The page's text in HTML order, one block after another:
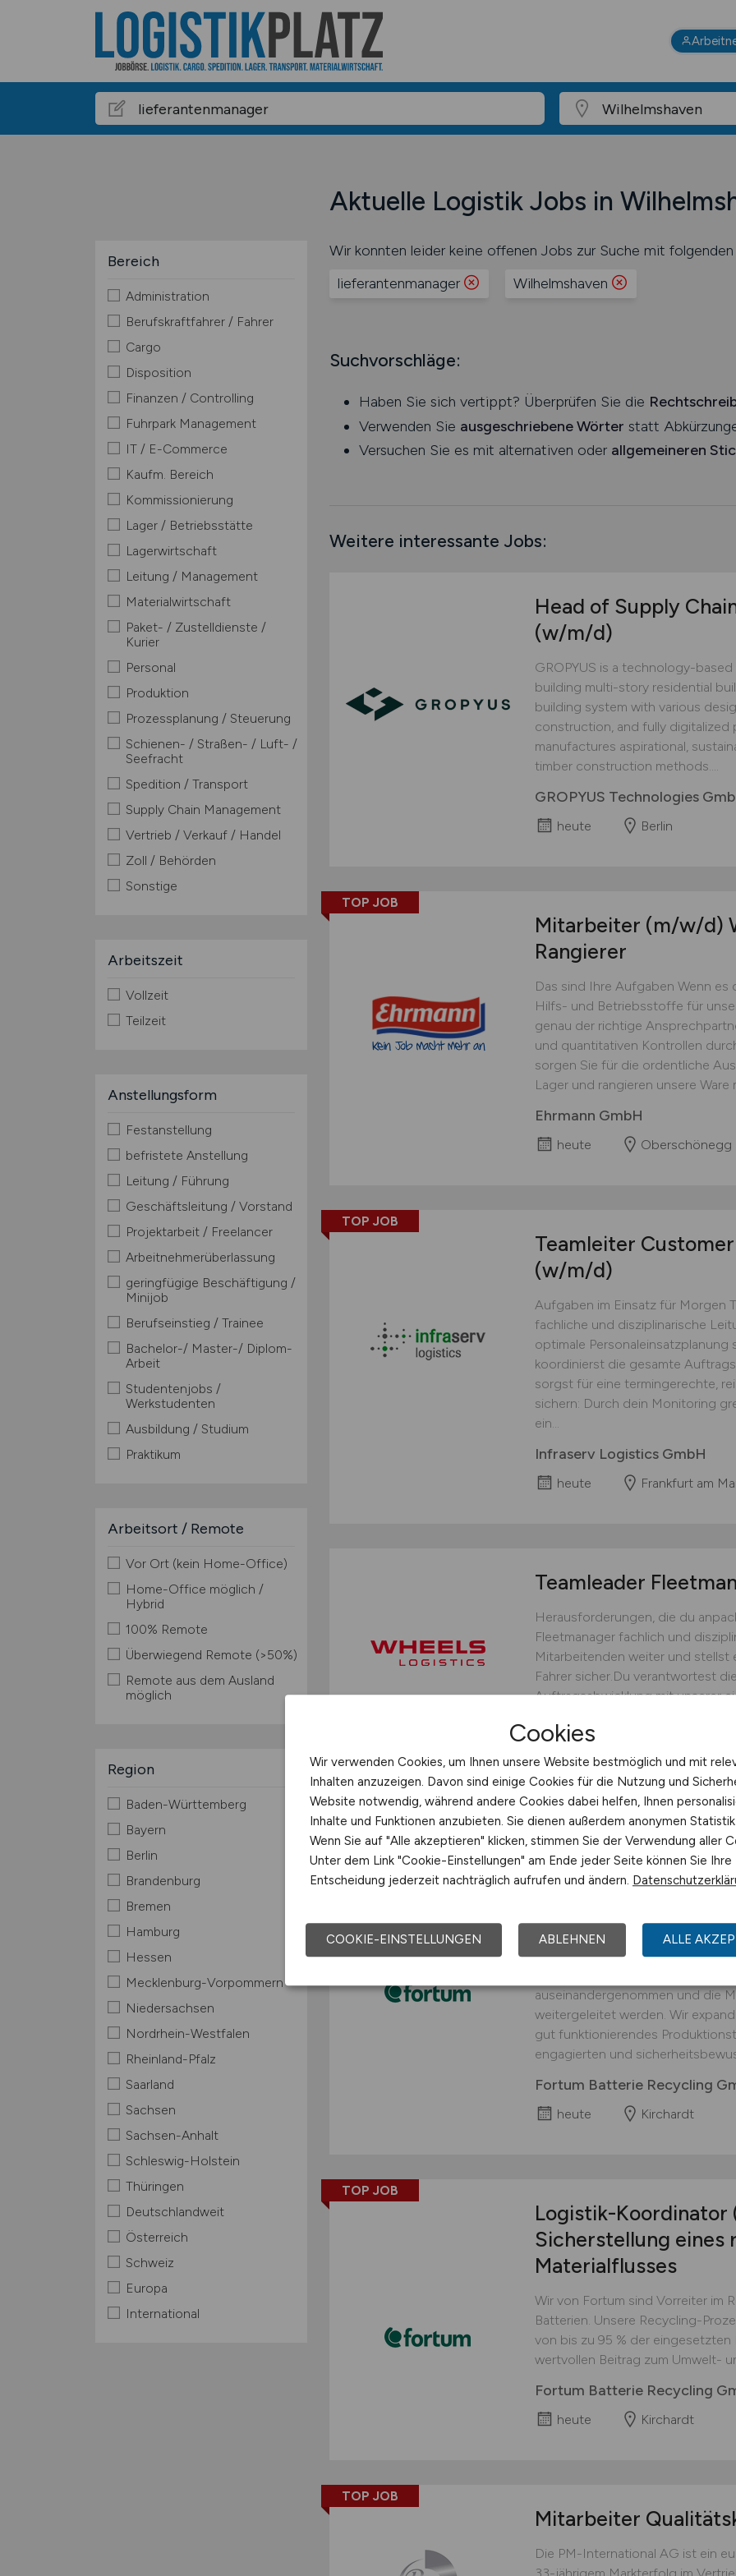
Aktuelle Logistik Jobs in
Bereich
Administration
Berufskraftfahrer / Fahrer
Cargo
Disposition
Finanzen / Controlling
Fuhrpark Management
IT / E-Commerce
Kaufm. Bereich
Kommissionierung
Lager / Betriebsstätte
Lagerwirtschaft
Leitung / Management
Materialwirtschaft
Paket- / Zustelldienste /
Kurier
Personal
Produktion
Prozessplanung / Steuerung
Schienen- / Straßen- / Luft- /
Seefracht
Spedition / Transport
Supply Chain Management
Vertrieb / Verkauf / Handel
Zoll / Behörden
Sonstige
Arbeitszeit
Vollzeit
Teilzeit
Anstellungsform
Festanstellung
befristete Anstellung
Leitung / Führung
Geschäftsleitung / Vorstand
Projektarbeit / Freelancer
Arbeitnehmerüberlassung
geringfügige Beschäftigung /
Minijob
Berufseinstieg / Trainee
Bachelor-/ Master-/ Diplom-
Arbeit
Studentenjobs /
Werkstudenten
Ausbildung / Studium
Praktikum
Arbeitsort / Remote
Vor Ort (kein Home-Office)
Home-Office möglich /
Hybrid
100% Remote
Überwiegend Remote (>50%)
Remote aus dem Ausland
möglich
Region
Baden-Württemberg
Bayern
Berlin
Brandenburg
Bremen
Hamburg
Hessen
Mecklenburg-Vorpommern
Niedersachsen
Nordrhein-Westfalen
Rheinland-Pfalz
Saarland
Sachsen
Sachsen-Anhalt
Schleswig-Holstein
Thüringen
Deutschlandweit
Österreich
Schweiz
Europa
International
Wir konnten leider keine offenen Jobs zur Suche mit
lieferantenmanager
Wilhelmshaven
Suchvorschläge:
Haben Sie sich vertippt? Überprüfen Sie die
Verwenden Sie ausgeschriebene Wörter statt
Versuchen Sie es mit alternativen oder allgemeineren
Weitere interessante Jobs:
Head of Supply
(w/m/d)
GROPYUS is a technology-
building multi-story residential
building system with various
construction, and fully digitalized
manufactures aspirational,
timber construction methods....
GROPYUS Technologies
heute Berlin
TOP JOB
Mitarbeiter (m/w/d)
Rangierer
Das sind Ihre Aufgaben Wenn
Hilfs- und Betriebsstoffe für
genau der richtige
und quantitativen Kontrollen
sorgen Sie für die ordentliche
Lager und rangieren unsere Ware
Ehrmann GmbH
heute Oberschönegg
TOP JOB
Teamleiter
(w/m/d)
Aufgaben im Einsatz für Morgen
fachliche und disziplinarische
optimale Personaleinsatzplanung
koordinierst die gesamte
sorgst für eine termingerechte,
sichern: Durch dein Monitoring
ein...
Infraserv Logistics GmbH
heute Frankfurt am
Teamleader
Herausforderungen, die du
Fleetmanager fachlich und
Mitarbeitenden weiter und stellst
Fahrer sicher.Du verantwortest
Auftragsabwicklung mit unserer
bedarfsgerechten Fahrereinsatz
operative Steuerung.Du...
WHEELS Logistics GmbH &
heute Münster
TOP JOB
(w/m/d)
interessanter
An unserem Standort in
Prozessschritt durchgeführt, in
auseinandergenommen und die
weitergeleitet werden. Wir
gut funktionierendes
engagierten und
Fortum Batterie Recycling
heute Kirchardt
TOP JOB
Logistik-Koordinator
Sicherstellung eines
Materialflusses
Wir von Fortum sind Vorreiter im
Batterien. Unsere Recycling-
von bis zu 95 % der eingesetzten
wertvollen Beitrag zum Umwelt-
Fortum Batterie Recycling
heute Kirchardt
TOP JOB
Mitarbeiter
Die PM-International AG ist ein
Cookies
Wir verwenden Cookies, um Ihnen unsere Website bestmöglich und mit
Inhalten anzuzeigen. Davon sind einige Cookies für die Nutzung und
Website notwendig, während andere Cookies dabei helfen, Ihnen
Inhalte und Funktionen anzubieten. Sie dienen außerdem anonymen
Wenn Sie auf "Alle akzeptieren" klicken, stimmen Sie der Verwendung aller
Unter dem Link "Cookie-Einstellungen" am Ende jeder Seite können Sie Ihre
Entscheidung jederzeit nachträglich aufrufen und ändern.
COOKIE-EINSTELLUNGEN ABLEHNEN ALLE